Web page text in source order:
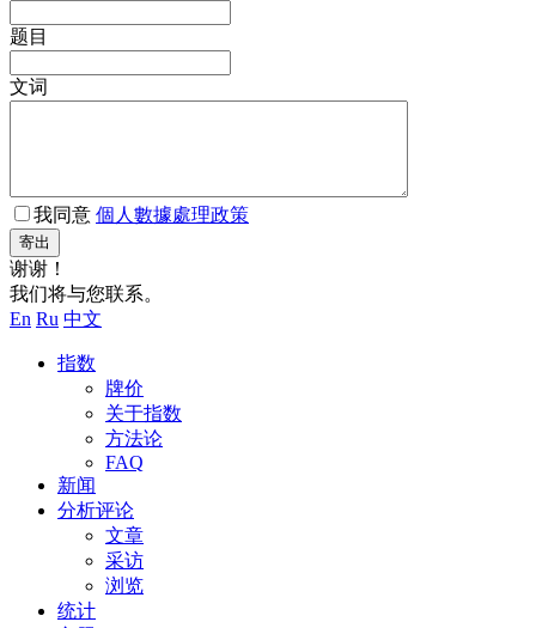
题目
文词
我同意 個人數據處理政策
寄出
谢谢！
我们将与您联系。
En Ru 中文
指数
牌价
关于指数
方法论
FAQ
新闻
分析评论
文章
采访
浏览
统计